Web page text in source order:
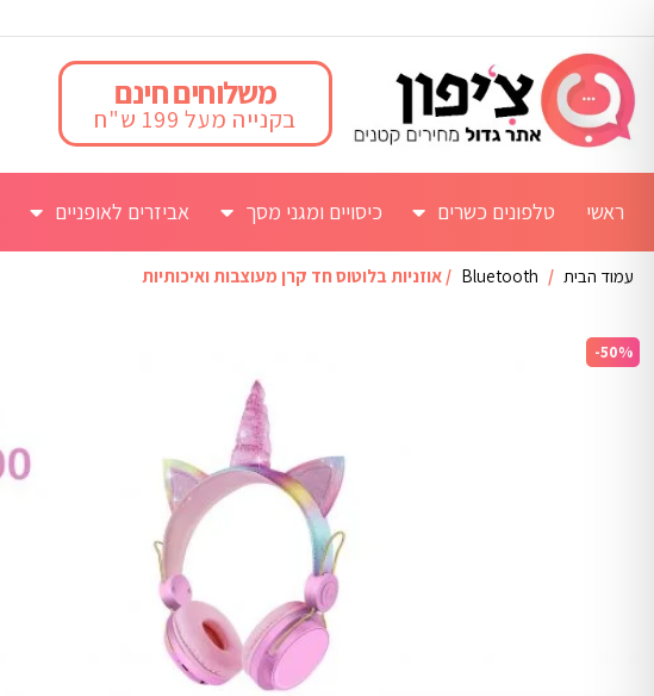
משלוחים חינם
בקנייה מעל 199 ש"ח
ראשי טלפונים כשרים כיסויים ומגני מסך אביזרים לאופניים
עמוד הבית /
Bluetooth / אוזניות בלוטוס חד קרן מעוצבות ואיכותיות
-50%